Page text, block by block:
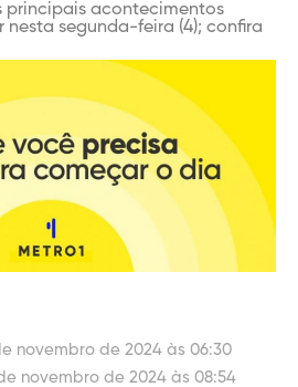
principais acontecimentos
nesta segunda-feira (4); confira
novembro de 2024 às 06:30
novembro de 2024 às 08:54